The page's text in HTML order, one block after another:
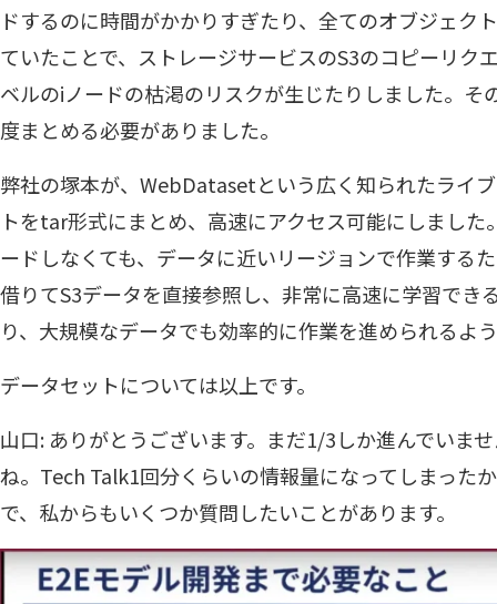
ドするのに時間がかかりすぎたり、全てのオブジェク
ていたことで、ストレージサービスのS3のコピーリク
ベルのiノードの枯渇のリスクが生じたりしました。そ
度まとめる必要がありました。
弊社の塚本が、WebDatasetという広く知られたライ
トをtar形式にまとめ、高速にアクセス可能にしまし
ードしなくても、データに近いリージョンで作業する
借りてS3データを直接参照し、非常に高速に学習でき
り、大規模なデータでも効率的に作業を進められるよ
データセットについては以上です。
山口: ありがとうございます。まだ1/3しか進んでいま
ね。Tech Talk1回分くらいの情報量になってしまった
で、私からもいくつか質問したいことがあります。